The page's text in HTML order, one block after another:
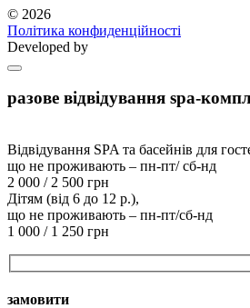
© 2026
Політика конфиденційності
Developed by
разове відвідування spa-
Відвідування SPA та басейнів для
що не проживають – пн-пт/ сб-нд
2 000 / 2 500 грн
Дітям (від 6 до 12 р.),
що не проживають – пн-пт/сб-нд
1 000 / 1 250 грн
замовити